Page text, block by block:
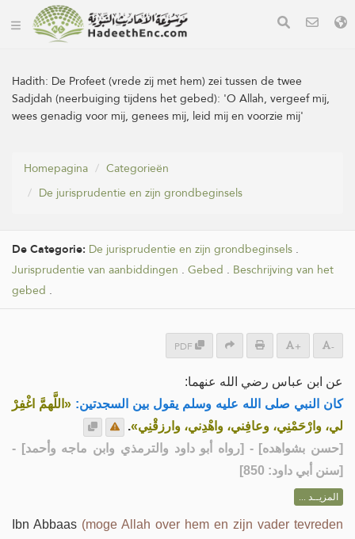
Hadith: De Profeet (vrede zij met hem) zei tussen de twee
Sadjdah (neerbuiging tijdens het gebed): 'O Allah, vergeef mij,
wees genadig voor mij, genees mij, leid mij en voorzie mij'
Homepagina
Categorieën
De jurisprudentie en zijn grondbeginsels
De Categorie: De jurisprudentie en zijn grondbeginsels .
Jurisprudentie van aanbiddingen . Gebed . Beschrijving van het
gebed .
PDF + -
عن ابن عباس رضي الله عنهما:
كان النبي صلى الله عليه وسلم يقول بين السجدتين: «اللَّهمَّ اغْفِرْ
لي، وارْحَمْنِي، وعافِني، واهْدِني، وارزقْنِي».
[حسن بشواهده] - [رواه أبو داود والترمذي وابن ماجه وأحمد] -
[سنن أبي داود: 850]
المزيــد ...
Ibn Abbaas (moge Allah over hem en zijn vader tevreden